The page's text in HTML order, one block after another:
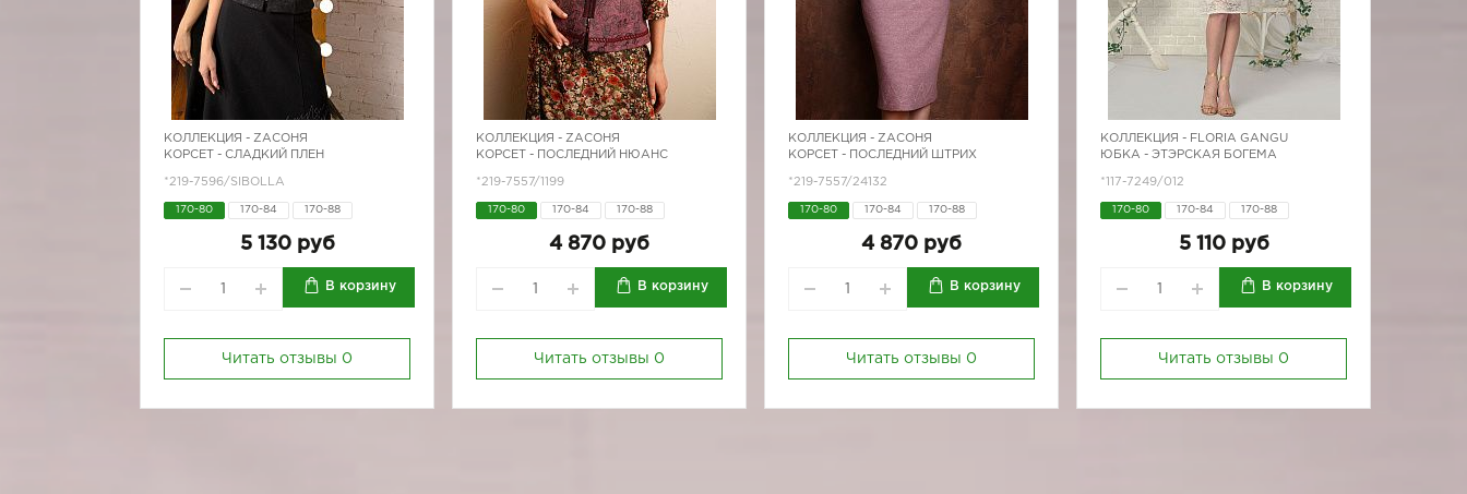
КОЛЛЕКЦИЯ - ZAСОНЯ
КОРСЕТ - СЛАДКИЙ ПЛЕН
*219-7596/SIBOLLA
170-80 170-84 170-88
5 130 руб
В корзину
Читать отзывы 0
КОЛЛЕКЦИЯ - ZAСОНЯ
КОРСЕТ - ПОСЛЕДНИЙ НЮАНС
*219-7557/1199
170-80 170-84 170-88
4 870 руб
В корзину
Читать отзывы 0
КОЛЛЕКЦИЯ - ZAСОНЯ
КОРСЕТ - ПОСЛЕДНИЙ ШТРИХ
*219-7557/24132
170-80 170-84 170-88
4 870 руб
В корзину
Читать отзывы 0
КОЛЛЕКЦИЯ - FLORIA GANGU
ЮБКА - ЭТЭРСКАЯ БОГЕМА
*117-7249/012
170-80 170-84 170-88
5 110 руб
В корзину
Читать отзывы 0